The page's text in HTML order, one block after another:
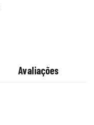
Avaliações